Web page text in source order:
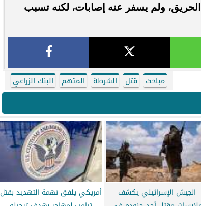
الحريق، ولم يسفر عنه إصابات، لكنه تسبب
مباحث قتل الشرطة المتهم البنك الزراعي
الجيش الإسرائيلي يكشف
أمريكي يلفق تهمة التهديد بقتل